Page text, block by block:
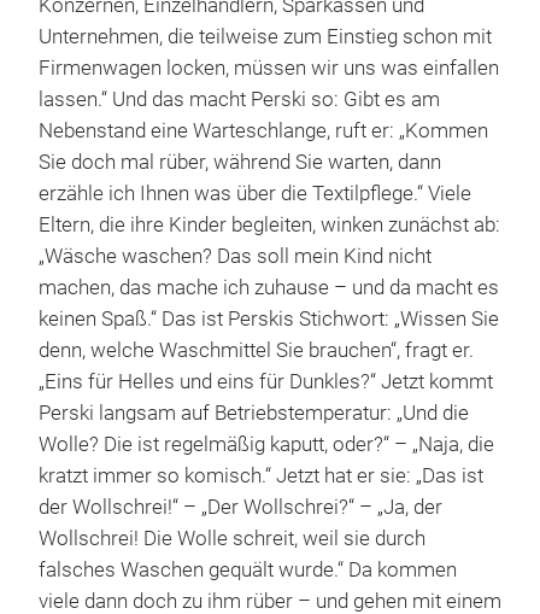
Konzernen, Einzelhändlern, Sparkassen und
Unternehmen, die teilweise zum Einstieg schon mit
Firmenwagen locken, müssen wir uns was einfallen
lassen.“ Und das macht Perski so: Gibt es am
Nebenstand eine Warteschlange, ruft er: „Kommen
Sie doch mal rüber, während Sie warten, dann
erzähle ich Ihnen was über die Textilpflege.“ Viele
Eltern, die ihre Kinder begleiten, winken zunächst ab:
„Wäsche waschen? Das soll mein Kind nicht
machen, das mache ich zuhause – und da macht es
keinen Spaß.“ Das ist Perskis Stichwort: „Wissen Sie
denn, welche Waschmittel Sie brauchen“, fragt er.
„Eins für Helles und eins für Dunkles?“ Jetzt kommt
Perski langsam auf Betriebstemperatur: „Und die
Wolle? Die ist regelmäßig kaputt, oder?“ – „Naja, die
kratzt immer so komisch.“ Jetzt hat er sie: „Das ist
der Wollschrei!“ – „Der Wollschrei?“ – „Ja, der
Wollschrei! Die Wolle schreit, weil sie durch
falsches Waschen gequält wurde.“ Da kommen
viele dann doch zu ihm rüber – und gehen mit einem